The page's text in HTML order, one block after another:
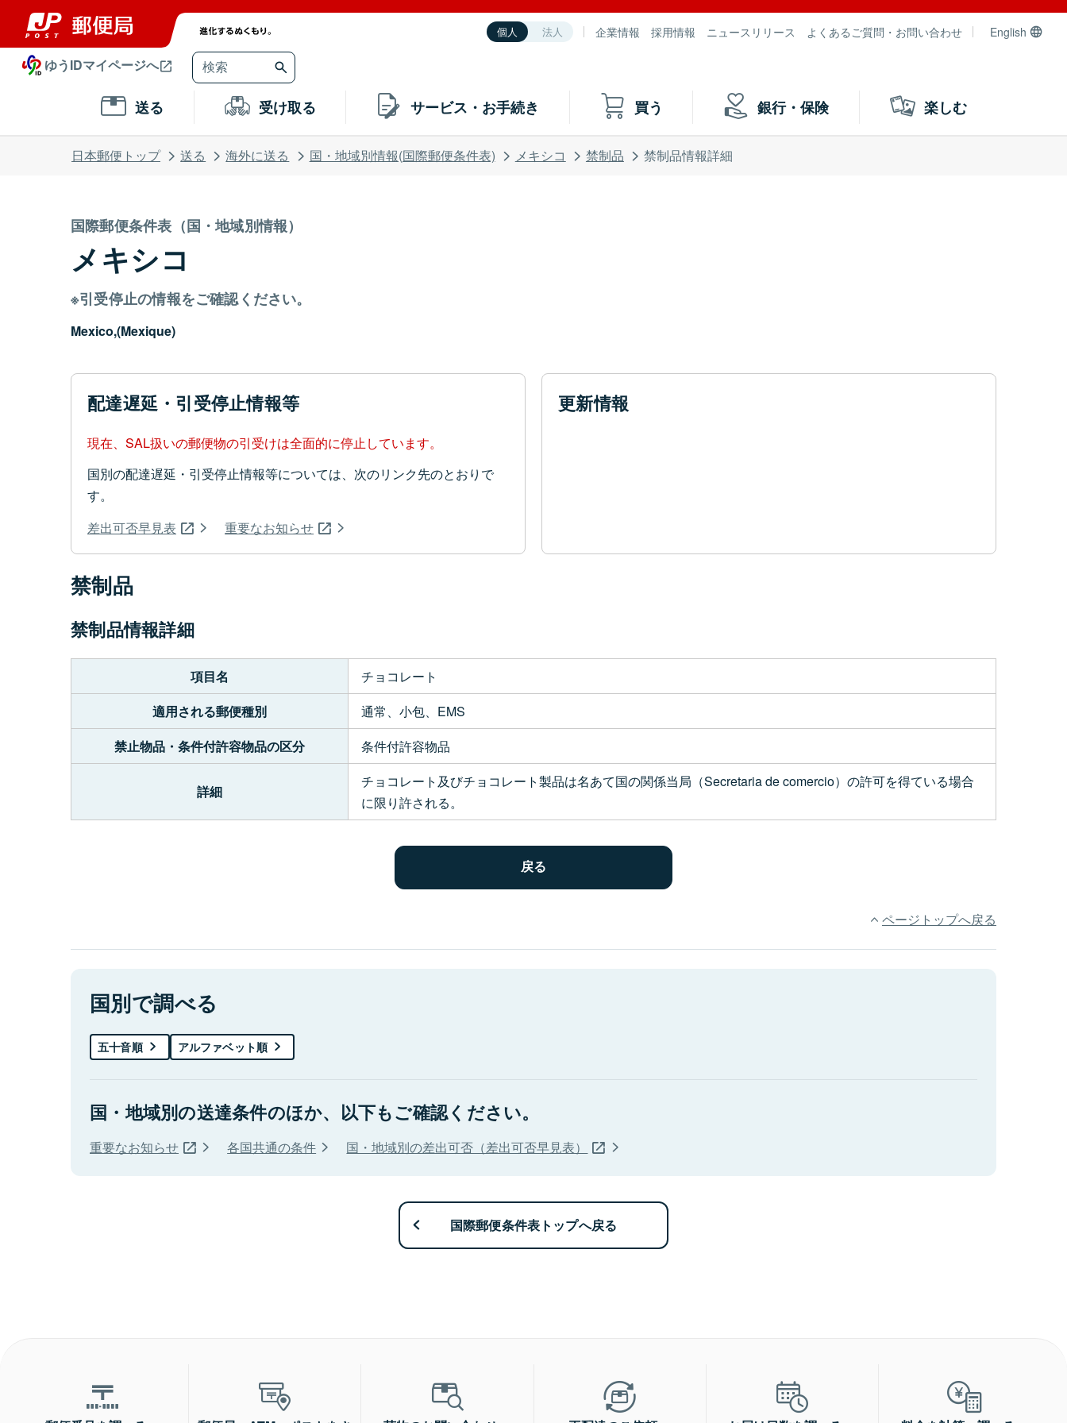
個人 法人 企業情報 採用情報 ニュースリリース よくあるご質問・お問い合わせ English
ゆうIDマイページへ
送る 受け取る サービス・お手続き 買う 銀行・保険 楽しむ
日本郵便トップ 送る 海外に送る 国・地域別情報(国際郵便条件表) メキシコ 禁制品 禁制品情報詳細
国際郵便条件表（国・地域別情報）
メキシコ
※引受停止の情報をご確認ください。
Mexico,(Mexique)
配達遅延・引受停止情報等
現在、SAL扱いの郵便物の引受けは全面的に停止しています。
国別の配達遅延・引受停止情報等については、次のリンク先のとおりで
す。
差出可否早見表
重要なお知らせ
更新情報
禁制品
禁制品情報詳細
項目名
チョコレート
適用される郵便種別
通常、小包、EMS
禁止物品・条件付許容物品の区分
条件付許容物品
詳細
チョコレート及びチョコレート製品は名あて国の関係当局（Secretaria de comercio）の許可を得ている場合
に限り許される。
ページトップへ戻る
国別で調べる
五十音順 アルファベット順
国・地域別の送達条件のほか、以下もご確認ください。
重要なお知らせ 各国共通の条件 国・地域別の差出可否（差出可否早見表）
国際郵便条件表トップへ戻る